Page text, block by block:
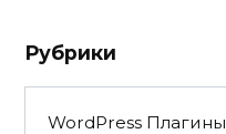
Рубрики
WordPress Плагины